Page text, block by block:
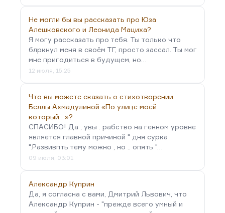
Не могли бы вы рассказать про Юза
Алешковского и Леонида Мациха?
Я могу рассказать про тебя. Ты только что
блркнул меня в своём ТГ, просто зассал. Ты мог
мне пригодиться в будущем, но…
12 июля, 15:25
Что вы можете сказать о стихотворении
Беллы Ахмадулиной «По улице моей
который…»?
СПАСИБО! Да , увы . рабство на генном уровне
является главной причиной " дня сурка
".Развивпть тему можно , но .. опять "…
09 июля, 03:01
Александр Куприн
Да, я согласна с вами, Дмитрий Львович, что
Александр Куприн - "прежде всего умный и